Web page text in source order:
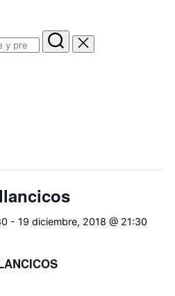
- 19 diciembre, 2018 @ 21:30